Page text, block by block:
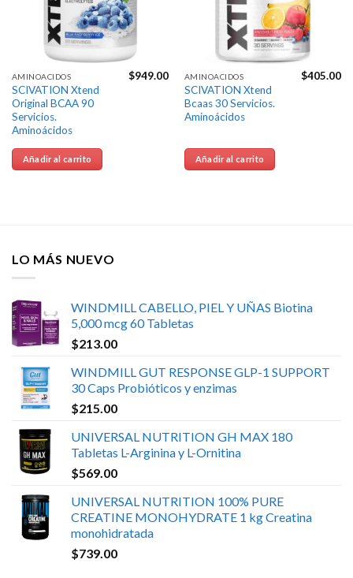
AMINOACIDOS
SCIVATION Xtend
Original BCAA 90
Servicios.
Aminoácidos
$949.00
Añadir al carrito
AMINOACIDOS
SCIVATION Xtend
Bcaas 30 Servicios.
Aminoácidos
$405.00
Añadir al carrito
LO MÁS NUEVO
WINDMILL CABELLO, PIEL Y UÑAS Biotina
5,000 mcg 60 Tabletas
$213.00
WINDMILL GUT RESPONSE GLP-1 SUPPORT
30 Caps Probióticos y enzimas
$215.00
UNIVERSAL NUTRITION GH MAX 180
Tabletas L-Arginina y L-Ornitina
$569.00
UNIVERSAL NUTRITION 100% PURE
CREATINE MONOHYDRATE 1 kg Creatina
monohidratada
$739.00